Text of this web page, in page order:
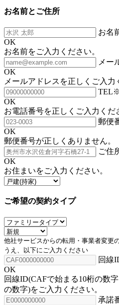
お名前とご住所
お名
OK
お名前をご入力ください。
メー
OK
メールアドレスを正しくご入力
TEL
OK
お電話番号を正しくご入力くだ
郵便
OK
郵便番号が正しくありません。
ご住
OK
お住まいをご入力ください。
ご希望の契約タイプ
他社サービスからの転用・事業者変更
うえ、以下にご入力ください
回線
OK
回線ID(CAFで始まる10桁の数
の数字)をご入力ください。
承諾